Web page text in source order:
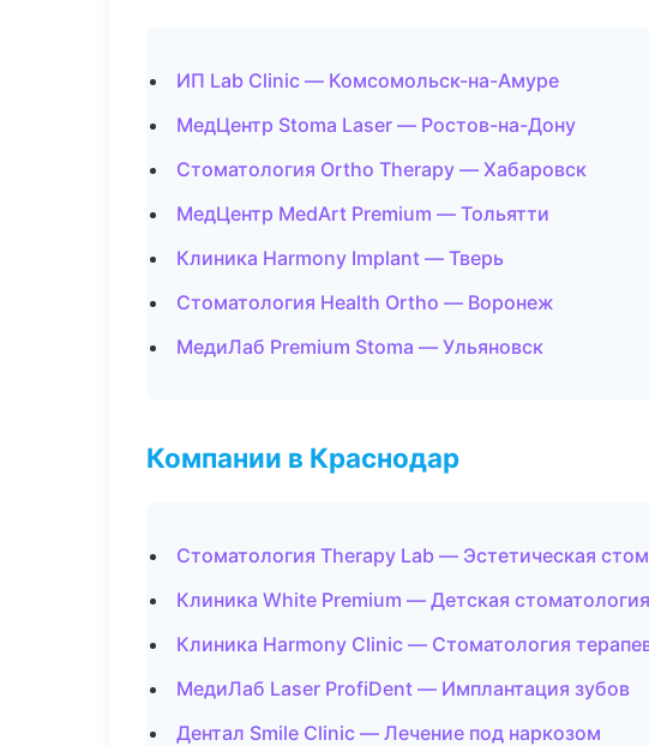
ИП Lab Clinic — Комсомольск-на-Амуре
МедЦентр Stoma Laser — Ростов-на-Дону
Стоматология Ortho Therapy — Хабаровск
МедЦентр MedArt Premium — Тольятти
Клиника Harmony Implant — Тверь
Стоматология Health Ortho — Воронеж
МедиЛаб Premium Stoma — Ульяновск
Компании в Краснодар
Стоматология Therapy Lab — Эстетическая
Клиника White Premium — Детская стоматология
Клиника Harmony Clinic — Стоматология
МедиЛаб Laser ProfiDent — Имплантация зубов
Дентал Smile Clinic — Лечение под наркозом